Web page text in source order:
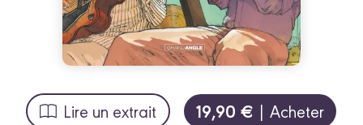
Lire un extrait 19,90 € | Acheter